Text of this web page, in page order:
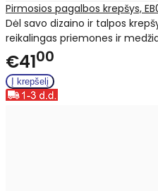
Pirmosios pagalbos krepšys,
Dėl savo dizaino ir talpos
reikalingas priemones ir
€4100